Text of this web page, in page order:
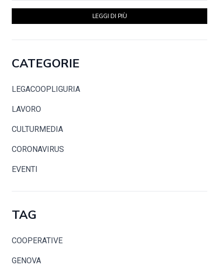
LEGGI DI PIÙ
CATEGORIE
LEGACOOPLIGURIA
LAVORO
CULTURMEDIA
CORONAVIRUS
EVENTI
TAG
COOPERATIVE
GENOVA